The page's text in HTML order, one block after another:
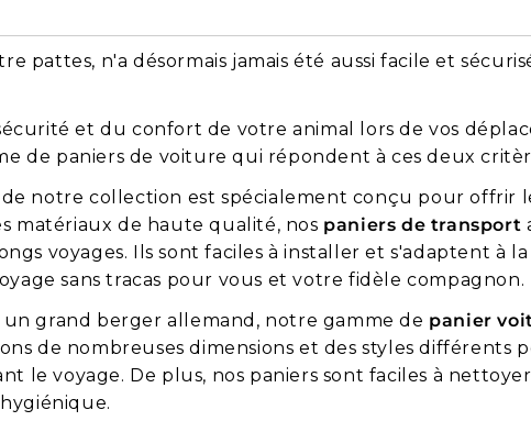
pattes, n'a désormais jamais été aussi facile et
et du confort de votre animal lors de vos
de paniers de voiture qui répondent à ces deux
de notre collection est spécialement conçu pour offrir
matériaux de haute qualité, nos paniers de transport
voyages. Ils sont faciles à installer et s'adaptent à
sans tracas pour vous et votre fidèle compagnon.
grand berger allemand, notre gamme de panier
de nombreuses dimensions et des styles
le voyage. De plus, nos paniers sont faciles à